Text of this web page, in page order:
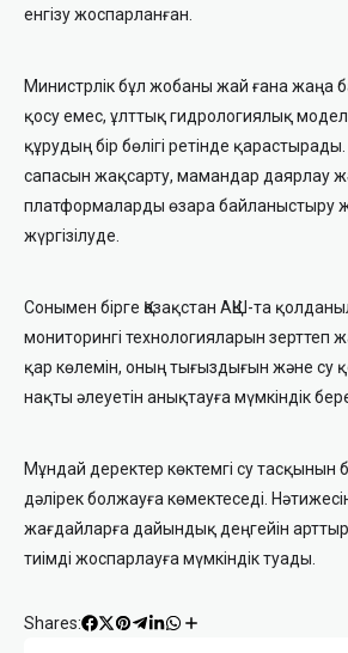
енгізу жоспарланған.
Министрлік бұл жобаны жай ғана жаңа
қосу емес, ұлттық гидрологиялық
құрудың бір бөлігі ретінде
сапасын жақсарту, мамандар даярлау
платформаларды өзара байланыстыру
жүргізілуде.
Сонымен бірге Қазақстан АҚШ-та
мониторингі технологияларын зерттеп
қар көлемін, оның тығыздығын және су
нақты әлеуетін анықтауға мүмкіндік
Мұндай деректер көктемгі су тасқынын
дәлірек болжауға көмектеседі.
жағдайларға дайындық деңгейін
тиімді жоспарлауға мүмкіндік туады.
Shares: